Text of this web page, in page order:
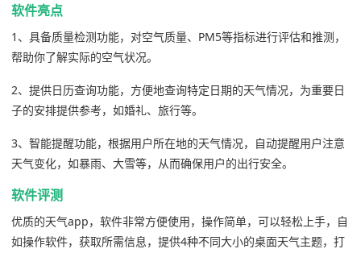
软件亮点
1、具备质量检测功能，对空气质量、PM5等指标进行评估和推测，
帮助你了解实际的空气状况。
2、提供日历查询功能，方便地查询特定日期的天气情况，为重要日
子的安排提供参考，如婚礼、旅行等。
3、智能提醒功能，根据用户所在地的天气情况，自动提醒用户注意
天气变化，如暴雨、大雪等，从而确保用户的出行安全。
软件评测
优质的天气app，软件非常方便使用，操作简单，可以轻松上手，自
如操作软件，获取所需信息，提供4种不同大小的桌面天气主题，打